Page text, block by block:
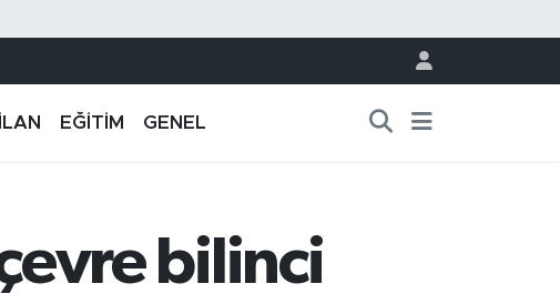
EĞİTİM GENEL
bilinci